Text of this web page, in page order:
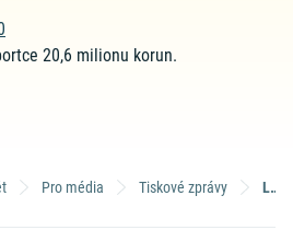
20,6 milionu korun.
Pro média Tiskové zprávy Leden 2020